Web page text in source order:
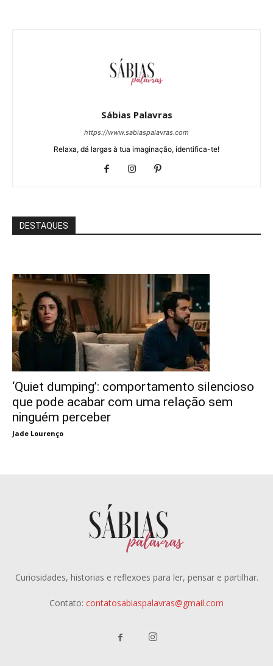
Sábias Palavras
https://www.sabiaspalavras.com
Relaxa, dá largas à tua imaginação, identifica-te!
DESTAQUES
‘Quiet dumping’: comportamento silencioso
que pode acabar com uma relação sem
ninguém perceber
Jade Lourenço
Curiosidades, historias e reflexoes para ler, pensar e partilhar.
Contato: contatosabiaspalavras@gmail.com